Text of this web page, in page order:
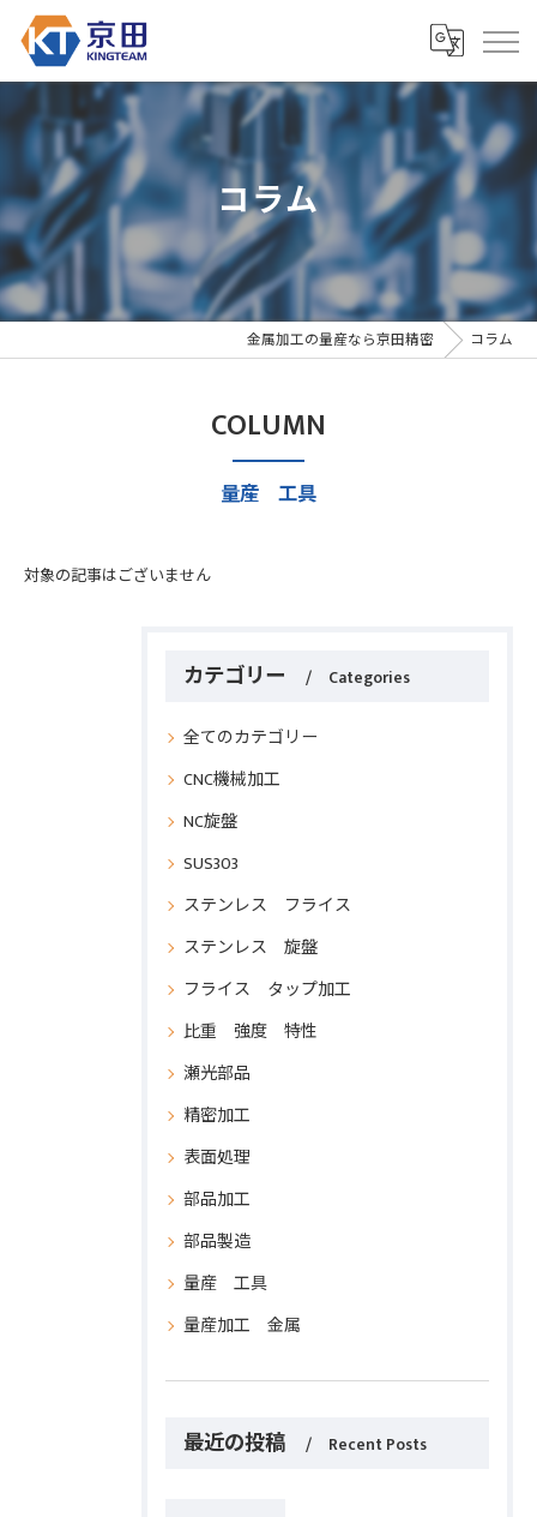
コラム
金属加工の量産なら京田精密 コラム
COLUMN
量産 工具
対象の記事はございません
カテゴリー Categories
全てのカテゴリー
CNC機械加工
NC旋盤
SUS303
ステンレス フライス
ステンレス 旋盤
フライス タップ加工
比重 強度 特性
瀬光部品
精密加工
表面処理
部品加工
部品製造
量産 工具
量産加工 金属
最近の投稿 Recent Posts